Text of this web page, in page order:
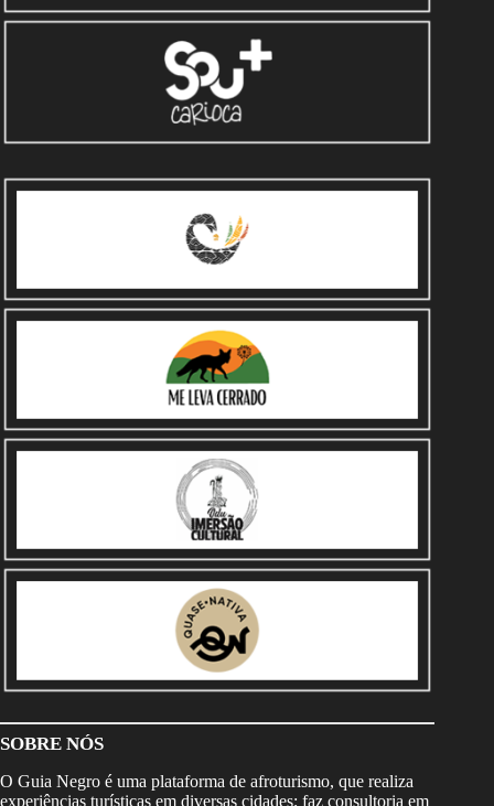
SOBRE NÓS
O Guia Negro é uma plataforma de afroturismo, que realiza
experiências turísticas em diversas cidades; faz consultoria em